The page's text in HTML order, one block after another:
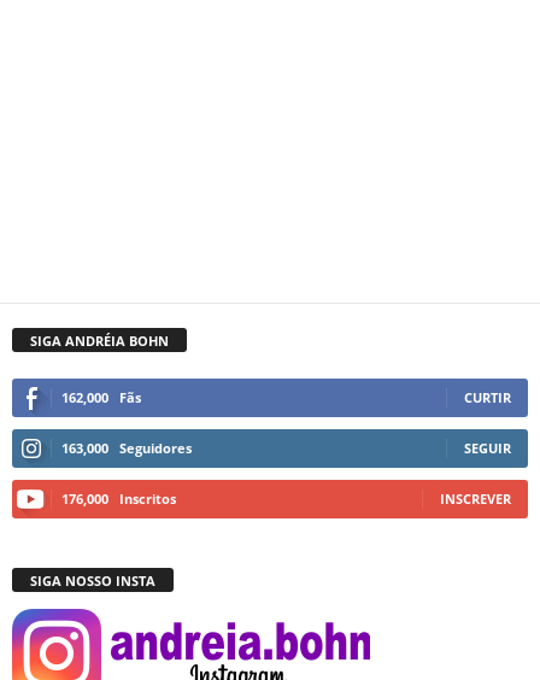
SIGA ANDRÉIA BOHN
162,000 Fãs CURTIR
163,000 Seguidores SEGUIR
176,000 Inscritos INSCREVER
SIGA NOSSO INSTA